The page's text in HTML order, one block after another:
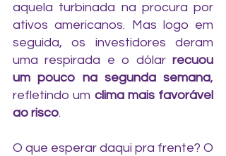
aquela turbinada na procura por
ativos americanos. Mas logo em
seguida, os investidores deram
uma respirada e o dólar recuou
um pouco na segunda semana,
refletindo um clima mais favorável
ao risco.
O que esperar daqui pra frente? O